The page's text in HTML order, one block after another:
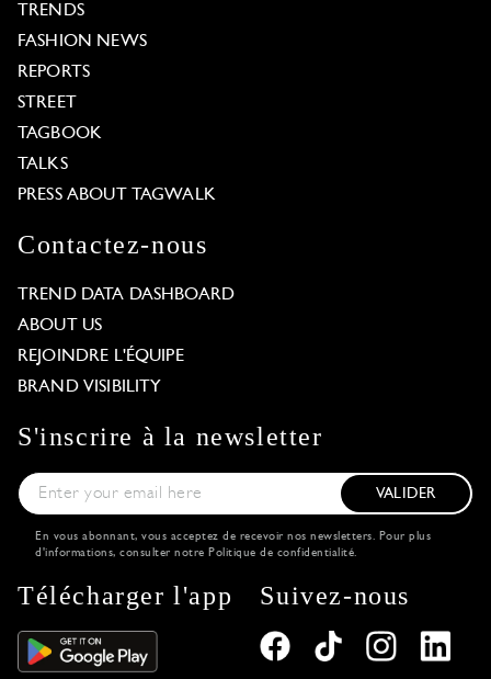
TRENDS
FASHION NEWS
REPORTS
STREET
TAGBOOK
TALKS
PRESS ABOUT TAGWALK
Contactez-nous
TREND DATA DASHBOARD
ABOUT US
REJOINDRE L'ÉQUIPE
BRAND VISIBILITY
S'inscrire à la newsletter
VALIDER
En vous abonnant, vous acceptez de recevoir nos newsletters. Pour plus
d'informations, consulter notre Politique de confidentialité.
Télécharger l'app Suivez-nous